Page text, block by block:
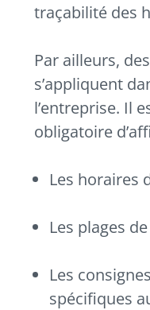
traçabilité des
Par ailleurs,
s’appliquent
l’entreprise. Il
obligatoire
Les horaires
Les plages
Les
spécifiques